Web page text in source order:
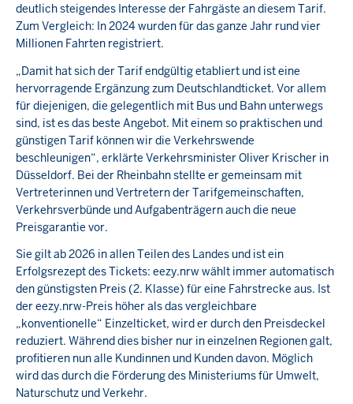
deutlich steigendes Interesse der Fahrgäste an diesem Tarif.
Zum Vergleich: In 2024 wurden für das ganze Jahr rund vier
Millionen Fahrten registriert.
„Damit hat sich der Tarif endgültig etabliert und ist eine
hervorragende Ergänzung zum Deutschlandticket. Vor allem
für diejenigen, die gelegentlich mit Bus und Bahn unterwegs
sind, ist es das beste Angebot. Mit einem so praktischen und
günstigen Tarif können wir die Verkehrswende
beschleunigen“, erklärte Verkehrsminister Oliver Krischer in
Düsseldorf. Bei der Rheinbahn stellte er gemeinsam mit
Vertreterinnen und Vertretern der Tarifgemeinschaften,
Verkehrsverbünde und Aufgabenträgern auch die neue
Preisgarantie vor.
Sie gilt ab 2026 in allen Teilen des Landes und ist ein
Erfolgsrezept des Tickets: eezy.nrw wählt immer automatisch
den günstigsten Preis (2. Klasse) für eine Fahrstrecke aus. Ist
der eezy.nrw-Preis höher als das vergleichbare
„konventionelle“ Einzelticket, wird er durch den Preisdeckel
reduziert. Während dies bisher nur in einzelnen Regionen galt,
profitieren nun alle Kundinnen und Kunden davon. Möglich
wird das durch die Förderung des Ministeriums für Umwelt,
Naturschutz und Verkehr.